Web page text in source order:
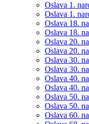
Oslava 1.
Oslava 1.
Oslava 18.
Oslava 18.
Oslava 20.
Oslava 20.
Oslava 30.
Oslava 30.
Oslava 40.
Oslava 40.
Oslava 50.
Oslava 50.
Oslava 60.